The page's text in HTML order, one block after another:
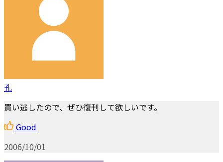
孔
買い逃したので、ぜひ復刊して欲しいです。
Good
2006/10/01